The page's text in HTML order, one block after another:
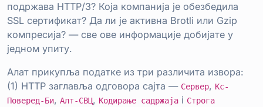
подржава HTTP/3? Која компанија је обезбедила
SSL сертификат? Да ли је активна Brotli или Gzip
компресија? — све ове информације добијате у
једном упиту.
Алат прикупља податке из три различита извора:
(1) HTTP заглавља одговора сајта — Сервер, Кс-
Поверед-Би, Алт-СВЦ, Кодирање садржаја i Строга